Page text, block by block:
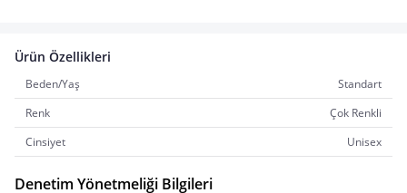
Ürün Özellikleri
Beden/Yaş
Standart
Renk
Çok Renkli
Cinsiyet
Unisex
Denetim Yönetmeliği Bilgileri